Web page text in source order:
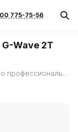
775-75-56
Wave 2T
Gazpromneft G-Wave 2T (лодочное) - это профессиональное решение для защиты подвесных лодочных моторов в различных условиях эксплуатации.